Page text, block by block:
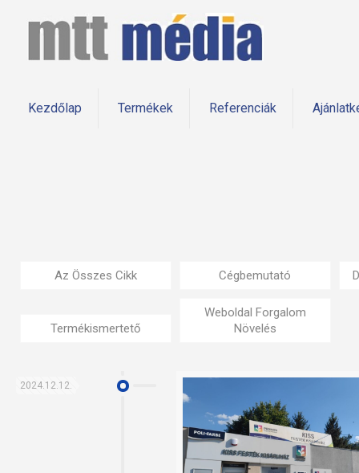
Kezdőlap Termékek Referenciák
Az Összes Cikk Cégbemutató
Termékismertető
Weboldal Forgalom
Növelés
2024.12.12.